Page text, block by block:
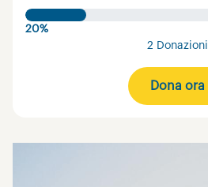
20%
2 Donazioni
Dona ora